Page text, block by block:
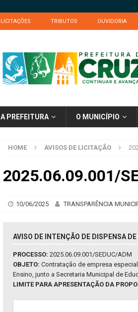
LICITAÇÕES TRIBUTOS OUVIDORIA
A PREFEITURA O MUNICÍPIO
HOME AVISOS DE LICITAÇÃO
2025.06.09.001/
10/06/2025 TRANSPARÊNCIA
AVISO DE INTENÇÃO DE DISPENSA
PROCESSO: 2025.06.09.001/SEDUC/ADM
OBJETO: Contratação de empresa
Ensino, junto a Secretaria Municipal de
LIMITE PARA APRESENTAÇÃO DA